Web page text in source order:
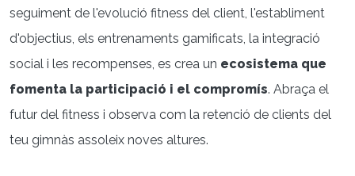
seguiment de l'evolució fitness del client, l'establiment
d'objectius, els entrenaments gamificats, la integració
social i les recompenses, es crea un ecosistema que
fomenta la participació i el compromís. Abraça el
futur del fitness i observa com la retenció de clients del
teu gimnàs assoleix noves altures.